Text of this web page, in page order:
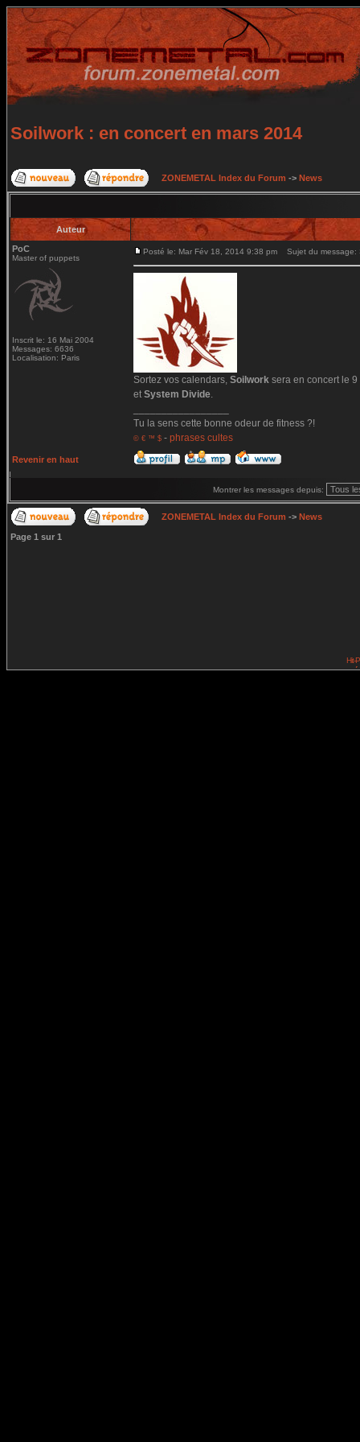
Soilwork : en concert en mars 2014
ZONEMETAL Index du Forum -> News
Auteur
PoC
Master of puppets
Inscrit le: 16 Mai 2004
Messages: 6636
Localisation: Paris
Posté le: Mar Fév 18, 2014 9:38 pm Sujet du message:
Sortez vos calendars, Soilwork sera en concert le
et System Divide.
Tu la sens cette bonne odeur de fitness ?!
© € ™ $ - phrases cultes
Revenir en haut
Montrer les messages depuis:
ZONEMETAL Index du Forum -> News
Page 1 sur 1